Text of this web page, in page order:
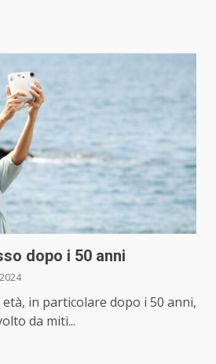
dopo i 50 anni
età, in particolare dopo i 50 anni,
da miti...